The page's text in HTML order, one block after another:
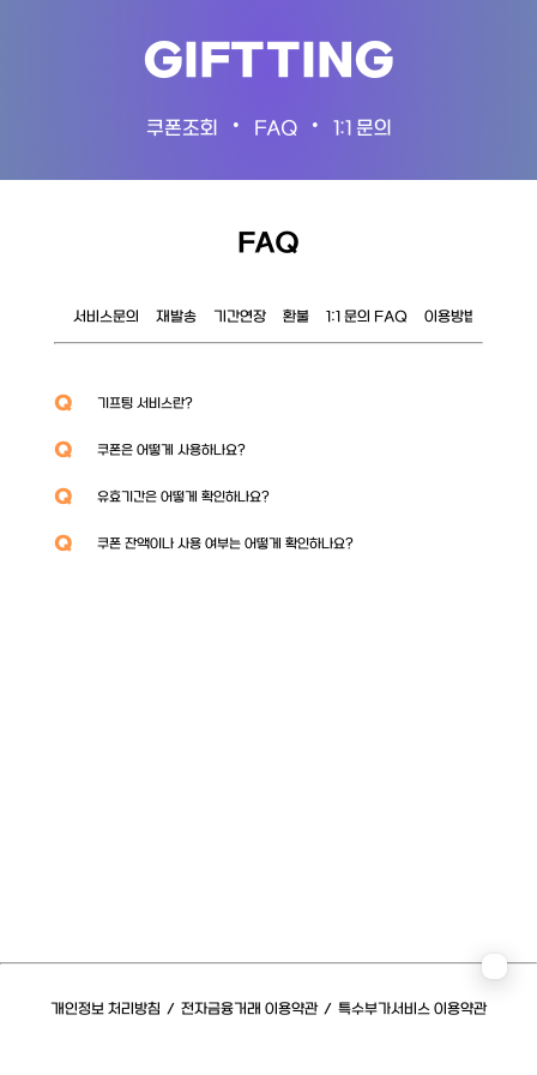
GIFTTING
쿠폰조회 • FAQ • 1:1 문의
FAQ
서비스문의 재발송 기간연장 환불 1:1 문의 FAQ 이용방법
Q 기프팅 서비스란?
Q 쿠폰은 어떻게 사용하나요?
Q 유효기간은 어떻게 확인하나요?
Q 쿠폰 잔액이나 사용 여부는 어떻게 확인하나요?
개인정보 처리방침 / 전자금융거래 이용약관 / 특수부가서비스 이용약관